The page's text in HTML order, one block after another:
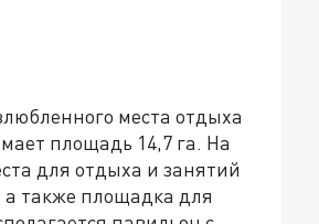
места отдыха
площадь 14,7 га. На
для отдыха и занятий
также площадка для